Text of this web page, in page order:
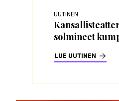
UUTINEN
solmineet
LUE UUTINEN